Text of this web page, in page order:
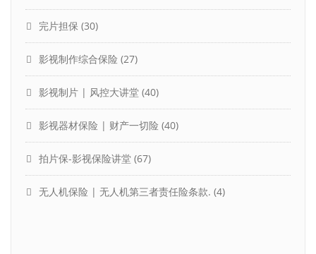
完片担保 (30)
影视制作综合保险 (27)
影视制片 | 风控大讲堂 (40)
影视器材保险 | 财产一切险 (40)
拍片保-影视保险讲堂 (67)
无人机保险 | 无人机第三者责任险条款. (4)